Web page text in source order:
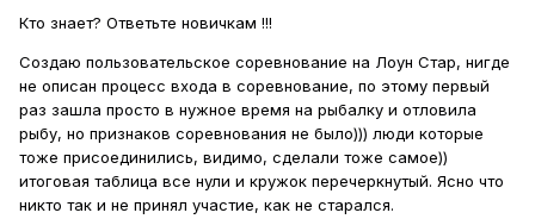
Кто знает? Ответьте новичкам !!!
Создаю пользовательское соревнование на Лоун Стар, нигде
не описан процесс входа в соревнование, по этому первый
раз зашла просто в нужное время на рыбалку и отловила
рыбу, но признаков соревнования не было))) люди которые
тоже присоединились, видимо, сделали тоже самое))
итоговая таблица все нули и кружок перечеркнутый. Ясно что
никто так и не принял участие, как не старался.